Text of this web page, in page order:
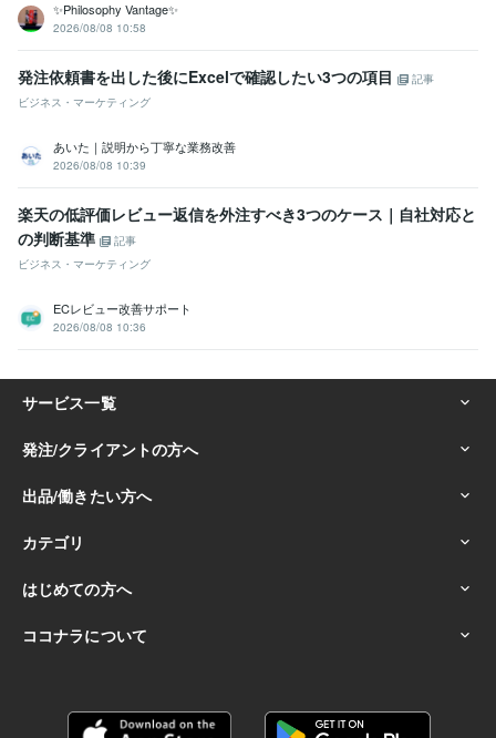
✨Philosophy Vantage✨
2026/08/08 10:58
発注依頼書を出した後にExcelで確認したい3つの項目
記事
ビジネス・マーケティング
あいた｜説明から丁寧な業務改善
2026/08/08 10:39
楽天の低評価レビュー返信を外注すべき3つのケース｜自社対応と
の判断基準
記事
ビジネス・マーケティング
ECレビュー改善サポート
2026/08/08 10:36